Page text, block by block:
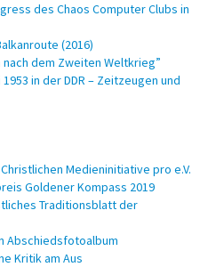
des Chaos Computer Clubs in
(2016)
dem Zweiten Weltkrieg”
in der DDR – Zeitzeugen und
Medieninitiative pro e.V.
Goldener Kompass 2019
Traditionsblatt der
Abschiedsfotoalbum
Kritik am Aus